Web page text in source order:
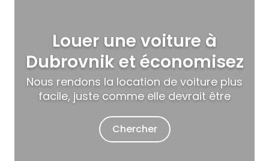
Louer une voiture à
Dubrovnik et économisez
Nous rendons la location de voiture plus
facile, juste comme elle devrait être
Chercher